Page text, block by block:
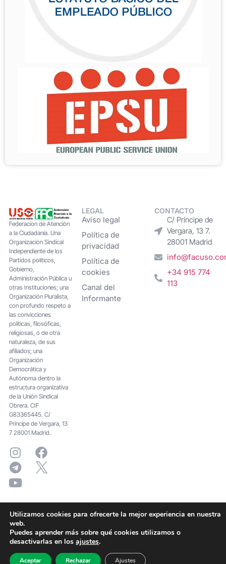
Federacion de Atención
a la Ciudadanía. Una
Organización Sindical
Independiente de los
Partidos políticos,
Gobierno,
Administración Pública u
otras Instituciones; una
Organización Pluralista,
con profundo respeto a
las convicciones
políticas, filosóficas,
religiosas, o de otra
naturaleza, de sus
afiliados; una
Organización
Democrática y
Autónoma dentro la
estructura organizativa
de la Unión Sindical
Obrera. CIF
G83365445. C/
Principe de Vergara, 13
7 28001 Madrid.
LEGAL
Aviso legal
Política de
privacidad
Política de
cookies
Canal del
Informante
CONTACTO
C/ Príncipe de
Vergara, 13 7.
28001 Madrid
+34 915 774
113
Utilizamos cookies para ofrecerte la mejor experiencia en nuestra
web.
Puedes aprender más sobre qué cookies utilizamos o
desactivarlas en los ajustes.
Aceptar Rechazar Ajustes